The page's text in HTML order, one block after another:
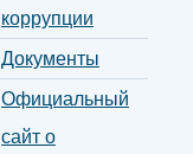
коррупции
Документы
Официальный
сайт о